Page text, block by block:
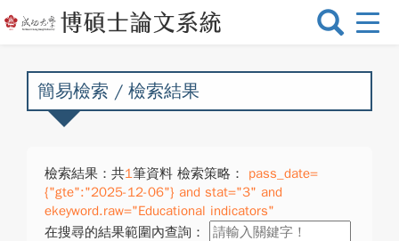
選
換
簡易檢索 / 檢索結果
檢索結果：共1筆資料 檢索策略：
pass_date=
{"gte":"2025-12-06"} and stat="3" and
ekeyword.raw="Educational indicators"
在搜尋的結果範圍內查詢：